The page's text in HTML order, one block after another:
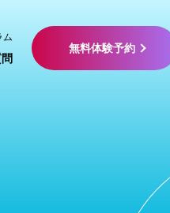
ム
無料体験予約